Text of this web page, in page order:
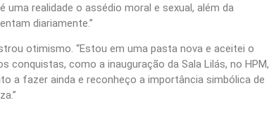
uma realidade o assédio moral e sexual, além da
diariamente.”
otimismo. “Estou em uma pasta nova e aceitei o
como a inauguração da Sala Lilás, no HPM,
a fazer ainda e reconheço a importância simbólica de